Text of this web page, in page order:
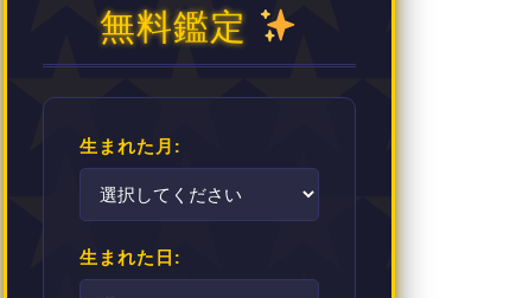
無料鑑定
生まれた月:
生まれた日: